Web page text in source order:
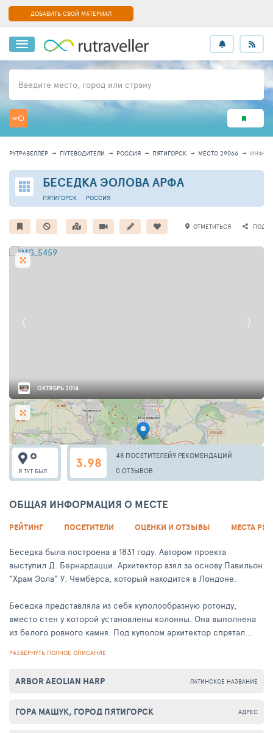
ДОБАВИТЬ СВОЙ МАТЕРИАЛ
Введите место, город или страну
РУТРАВЕЛЛЕР ПУТЕВОДИТЕЛИ РОССИЯ ПЯТИГОРСК МЕСТО 29066
БЕСЕДКА ЭОЛОВА АРФА
РОССИЯ
ПЯТИГОРСК
ОТМЕТИТЬСЯ
ОКТЯБРЬ 2014
3.98 48 ПОСЕТИТЕЛЕЙ9 РЕКОМЕНДАЦИЙ
0 ОТЗЫВОВ
Я ТУТ БЫЛ
ОБЩАЯ ИНФОРМАЦИЯ О МЕСТЕ
РЕЙТИНГ ПОСЕТИТЕЛИ ОЦЕНКИ И ОТЗЫВЫ МЕСТА
Беседка была построена в 1831 году. Автором проекта
выступил Д. Бернардацци. Архитектор взял за основу Павильон
"Храм Эола" У. Чемберса, который находится в Лондоне.
Беседка представляла из себя куполообразную ротонду,
вместо стен у которой установлены колонны. Она выполнена
из белого ровного камня. Под куполом архитектор спрятал
издавала звук. Он был слышен практически во всех
вместо старого музыкального оборудования на куполе
РАЗВЕРНУТЬ ПОЛНОЕ ОПИСАНИЕ
ЛАТИНСКОЕ НАЗВАНИЕ
ARBOR AEOLIAN HARP
АДРЕС
ГОРА МАШУК, ГОРОД ПЯТИГОРСК